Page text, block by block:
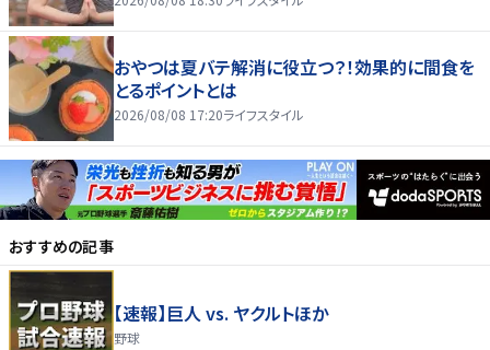
おやつは夏バテ解消に役立つ？！効果的に間食を
とるポイントとは
2026/08/08 17:20ライフスタイル
おすすめの記事
【速報】巨人 vs. ヤクルトほか
野球